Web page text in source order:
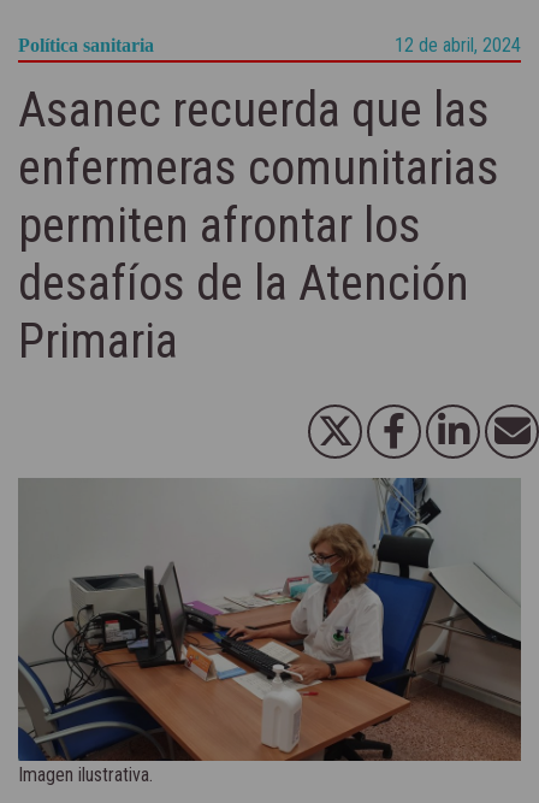
Política sanitaria 12 de abril, 2024
Asanec recuerda que las
enfermeras comunitarias
permiten afrontar los
desafíos de la Atención
Primaria
Imagen ilustrativa.